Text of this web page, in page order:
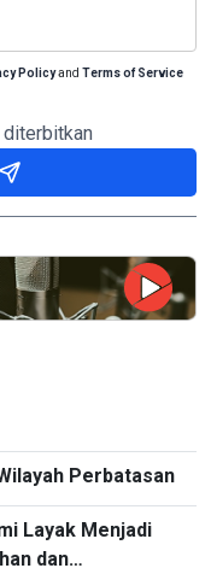
Policyand Terms of Service
diterbitkan
Perbatasan
Layak Menjadi
dan